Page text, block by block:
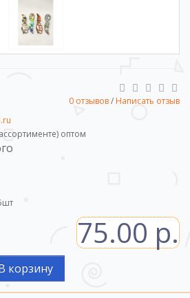
0 отзывов/ Написать отзыв
оптом
шт
75.00 р.
корзину